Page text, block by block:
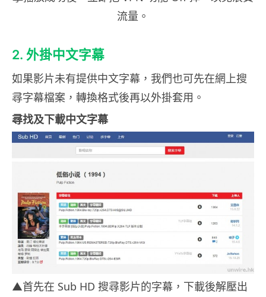
流量。
2. 外掛中文字幕
如果影片未有提供中文字幕，我們也可先在網上搜
尋字幕檔案，轉換格式後再以外掛套用。
尋找及下載中文字幕
▲首先在 Sub HD 搜尋影片的字幕，下載後解壓出